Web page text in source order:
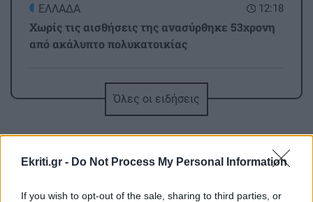
Ekriti.gr - Do Not Process My Personal Information
If you wish to opt-out of the sale, sharing to third parties, or
12:18
ΕΛΛΑΔΑ
Χωρίς τις αισθήσεις της ανασύρθηκε 53χρονη
από ακάλυπτο πολυκατοικίας
Έφτασε το τέλος των φούρνων μικροκυμάτων;
12:00
Καλλιμάνη: Θαμώνας της πέταξε λουλούδια
Όλες οι ειδήσεις